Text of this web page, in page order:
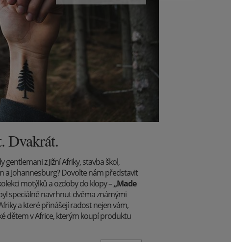
Dvakrát.
z Jižní Afriky, stavba škol,
a Johannesburg? Dovolte nám představit
motýlků a ozdoby do klopy –„Made
speciálně navrhnut dvěma známými
a které přinášejí radost nejen vám,
dětem v Africe, kterým koupí produktu